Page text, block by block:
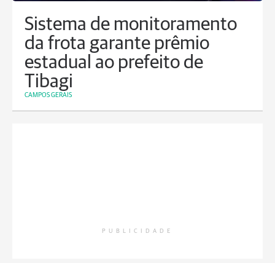
Sistema de monitoramento
da frota garante prêmio
estadual ao prefeito de
Tibagi
CAMPOS GERAIS
PUBLICIDADE